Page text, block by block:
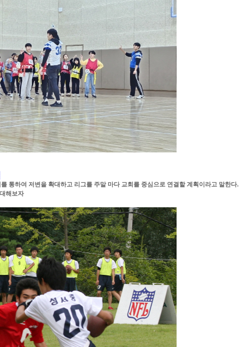
통하여 저변을 확대하고 리그를 주말 마다 교회를 중심으로 연결할 계획이라고 말한다.
해보자